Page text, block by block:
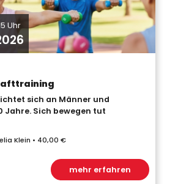
Uhr
sich an Männer und
Jahre. Sich bewegen tut
Klein • 40,00 €
mehr erfahren